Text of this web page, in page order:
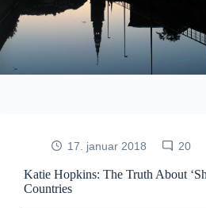
17. januar 2018 20
Katie Hopkins: The Truth About
Countries